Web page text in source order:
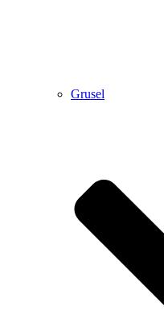
Grusel